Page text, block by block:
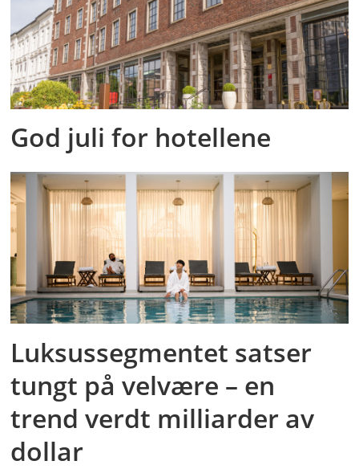
God juli for hotellene
Luksussegmentet satser
tungt på velvære – en
trend verdt milliarder av
dollar